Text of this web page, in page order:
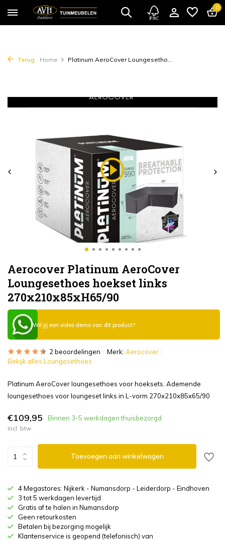
0
Terug Home Platinum AeroCover Loungesetho...
Aerocover Platinum AeroCover
Loungesethoes hoekset links
270x210x85xH65/90
Wil jij een video demo van dit product?
2 beoordelingen Merk: Aerocover
Bekijk alles Loungesethoes
Platinum AeroCover loungesethoes voor hoeksets. Ademende
loungesethoes voor loungeset links in L-vorm 270x210x85x65/90
€109,95 Binnen 3-5 werkdagen thuisbezorgd
Incl. btw
Toevoegen aan winkelwagen
4 Megastores: Nijkerk - Numansdorp - Leiderdorp - Eindhoven
3 tot 5 werkdagen levertijd
Gratis af te halen in Numansdorp
Geen retourkosten
Betalen bij bezorging mogelijk
Klantenservice is geopend (telefonisch) van